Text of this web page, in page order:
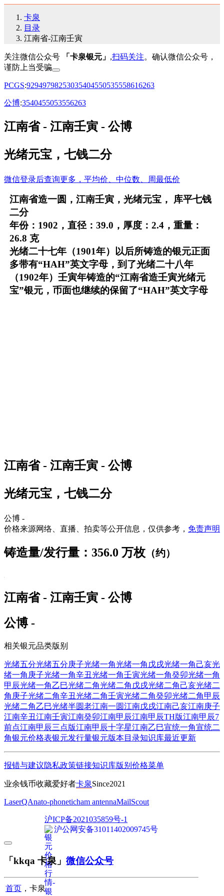
卡泉
目录
江南省-江南壬寅
关注微信公众号 「卡泉银元」 ,扫码关注。确认微信公众号，
谨防上当受骗
PCGS:92949798253035404550535558616263
公博:3540455053556263
江南省 - 江南壬寅 - 公博
光绪元宝，七钱二分
微信登录后查询更多，平均价、中位数、周最低价
江南省造一圆，江南壬寅，光绪元宝， 库平七钱
二分
年份：1902，直径：39.0，厚度：2.4，重量：
26.8 克
光绪二十七年（1901年）以后所铸造的银元正面
多带有“HAH”英文字母，到了光绪二十八年
（1902年）壬寅年铸造的“江南省造壬寅光绪元
宝”银元，币面也继续的保留了“HAH”英文字母
江南省 - 江南壬寅 - 公博
光绪元宝，七钱二分
公博 -
价格来源网络、直播、拍卖等公开信息，仅供参考， 免责声明
铸造量/发行量：356.0 万枚 （约）
江南省 - 江南壬寅 - 公博
公博 -
相关银元品类版别
光绪五分光绪五分庚子光绪一角光绪一角戊戌光绪一角己亥光
绪一角庚子光绪一角辛丑光绪一角壬寅光绪一角癸卯光绪一角
甲辰光绪一角乙巳光绪二角光绪二角戊戌光绪二角己亥光绪二
角庚子光绪二角辛丑光绪二角壬寅光绪二角癸卯光绪二角甲辰
光绪二角乙巳光绪半圆老江南一圆江南戊戌江南己亥江南庚子
江南辛丑江南壬寅江南癸卯江南甲辰江南甲辰TH版江南甲辰7
前点江南甲辰三点版江南甲辰十字星江南乙巳宣统一角宣统二
角银元价格表银元发行量银元版本目录知识库最近更新
报错与建议隐私政策链接知识库版别 价格菜单
业余钱币收藏爱好者卡泉Since2021
LaserQAnato-phoneticham antennaMailScout
沪ICP备2021035859号-1
沪公网安备31011402009745号
「kkqa 卡泉」 微信公众号
首页 ，卡泉